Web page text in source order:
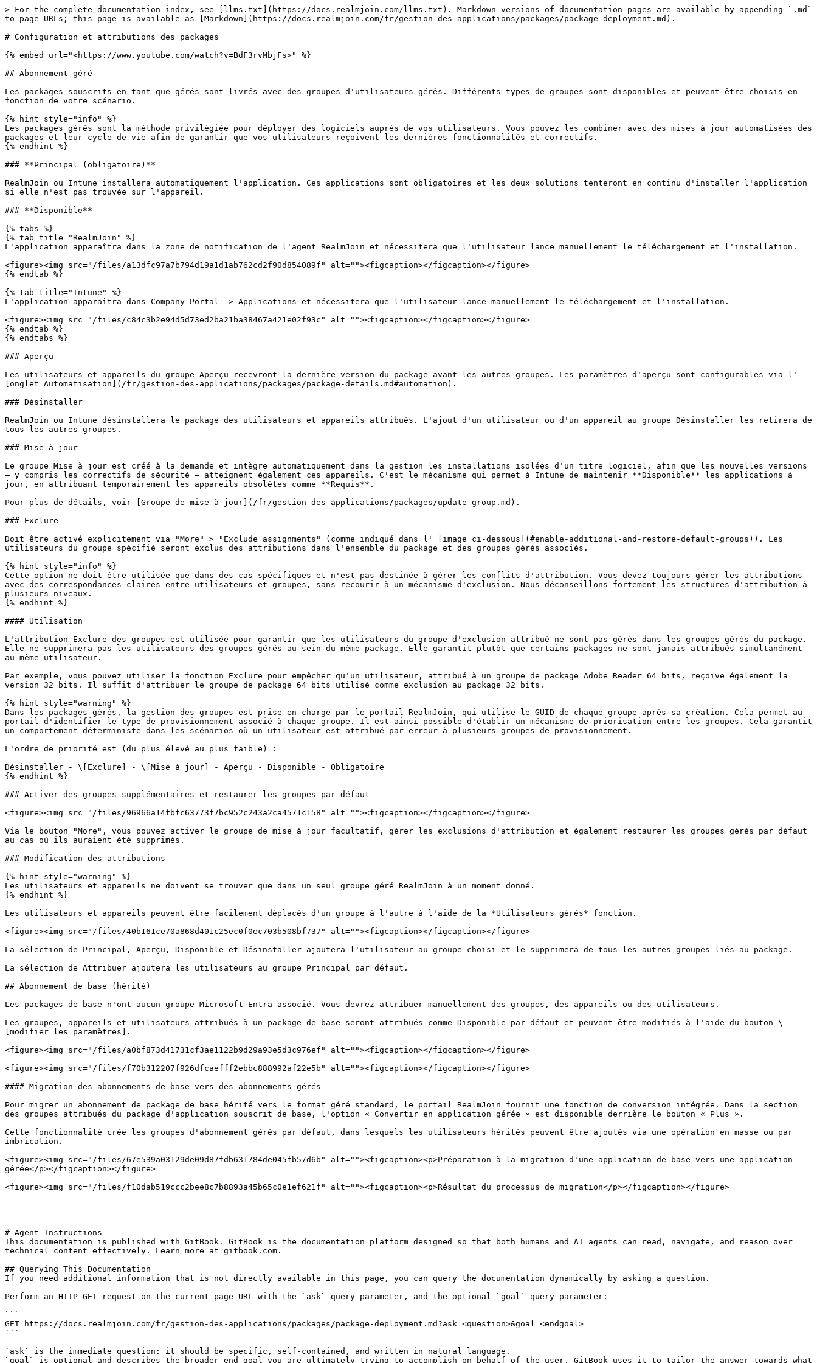
> For the complete documentation index, see [llms.txt](https://docs.realmjoin.com/llms.txt). Markdown versions of documentation pages are available by appending `.md`
to page URLs; this page is available as [Markdown](https://docs.realmjoin.com/fr/gestion-des-applications/packages/package-deployment.md).
# Configuration et attributions des packages
{% embed url="<https://www.youtube.com/watch?v=BdF3rvMbjFs>" %}
## Abonnement géré
Les packages souscrits en tant que gérés sont livrés avec des groupes d'utilisateurs gérés. Différents types de groupes sont disponibles et peuvent être choisis en
fonction de votre scénario.
{% hint style="info" %}
Les packages gérés sont la méthode privilégiée pour déployer des logiciels auprès de vos utilisateurs. Vous pouvez les combiner avec des mises à jour automatisées des
packages et leur cycle de vie afin de garantir que vos utilisateurs reçoivent les dernières fonctionnalités et correctifs.
{% endhint %}
### **Principal (obligatoire)**
RealmJoin ou Intune installera automatiquement l'application. Ces applications sont obligatoires et les deux solutions tenteront en continu d'installer l'application
si elle n'est pas trouvée sur l'appareil.
### **Disponible**
{% tabs %}
{% tab title="RealmJoin" %}
L'application apparaîtra dans la zone de notification de l'agent RealmJoin et nécessitera que l'utilisateur lance manuellement le téléchargement et l'installation.
<figure><img src="/files/a13dfc97a7b794d19a1d1ab762cd2f90d854089f" alt=""><figcaption></figcaption></figure>
{% endtab %}
{% tab title="Intune" %}
L'application apparaîtra dans Company Portal -> Applications et nécessitera que l'utilisateur lance manuellement le téléchargement et l'installation.
<figure><img src="/files/c84c3b2e94d5d73ed2ba21ba38467a421e02f93c" alt=""><figcaption></figcaption></figure>
{% endtab %}
{% endtabs %}
### Aperçu
Les utilisateurs et appareils du groupe Aperçu recevront la dernière version du package avant les autres groupes. Les paramètres d'aperçu sont configurables via l'
[onglet Automatisation](/fr/gestion-des-applications/packages/package-details.md#automation).
### Désinstaller
RealmJoin ou Intune désinstallera le package des utilisateurs et appareils attribués. L'ajout d'un utilisateur ou d'un appareil au groupe Désinstaller les retirera de
tous les autres groupes.
### Mise à jour
Le groupe Mise à jour est créé à la demande et intègre automatiquement dans la gestion les installations isolées d'un titre logiciel, afin que les nouvelles versions
— y compris les correctifs de sécurité — atteignent également ces appareils. C'est le mécanisme qui permet à Intune de maintenir **Disponible** les applications à
jour, en attribuant temporairement les appareils obsolètes comme **Requis**.
Pour plus de détails, voir [Groupe de mise à jour](/fr/gestion-des-applications/packages/update-group.md).
### Exclure
Doit être activé explicitement via "More" > "Exclude assignments" (comme indiqué dans l' [image ci-dessous](#enable-additional-and-restore-default-groups)). Les
utilisateurs du groupe spécifié seront exclus des attributions dans l'ensemble du package et des groupes gérés associés.
{% hint style="info" %}
Cette option ne doit être utilisée que dans des cas spécifiques et n'est pas destinée à gérer les conflits d'attribution. Vous devez toujours gérer les attributions
avec des correspondances claires entre utilisateurs et groupes, sans recourir à un mécanisme d'exclusion. Nous déconseillons fortement les structures d'attribution à
plusieurs niveaux.
{% endhint %}
#### Utilisation
L'attribution Exclure des groupes est utilisée pour garantir que les utilisateurs du groupe d'exclusion attribué ne sont pas gérés dans les groupes gérés du package.
Elle ne supprimera pas les utilisateurs des groupes gérés au sein du même package. Elle garantit plutôt que certains packages ne sont jamais attribués simultanément
au même utilisateur.
Par exemple, vous pouvez utiliser la fonction Exclure pour empêcher qu'un utilisateur, attribué à un groupe de package Adobe Reader 64 bits, reçoive également la
version 32 bits. Il suffit d'attribuer le groupe de package 64 bits utilisé comme exclusion au package 32 bits.
{% hint style="warning" %}
Dans les packages gérés, la gestion des groupes est prise en charge par le portail RealmJoin, qui utilise le GUID de chaque groupe après sa création. Cela permet au
portail d'identifier le type de provisionnement associé à chaque groupe. Il est ainsi possible d'établir un mécanisme de priorisation entre les groupes. Cela garantit
un comportement déterministe dans les scénarios où un utilisateur est attribué par erreur à plusieurs groupes de provisionnement.
L'ordre de priorité est (du plus élevé au plus faible) :
Désinstaller - \[Exclure] - \[Mise à jour] - Aperçu - Disponible - Obligatoire
{% endhint %}
### Activer des groupes supplémentaires et restaurer les groupes par défaut
<figure><img src="/files/96966a14fbfc63773f7bc952c243a2ca4571c158" alt=""><figcaption></figcaption></figure>
Via le bouton "More", vous pouvez activer le groupe de mise à jour facultatif, gérer les exclusions d'attribution et également restaurer les groupes gérés par défaut
au cas où ils auraient été supprimés.
### Modification des attributions
{% hint style="warning" %}
Les utilisateurs et appareils ne doivent se trouver que dans un seul groupe géré RealmJoin à un moment donné.
{% endhint %}
Les utilisateurs et appareils peuvent être facilement déplacés d'un groupe à l'autre à l'aide de la *Utilisateurs gérés* fonction.
<figure><img src="/files/40b161ce70a868d401c25ec0f0ec703b508bf737" alt=""><figcaption></figcaption></figure>
La sélection de Principal, Aperçu, Disponible et Désinstaller ajoutera l'utilisateur au groupe choisi et le supprimera de tous les autres groupes liés au package.
La sélection de Attribuer ajoutera les utilisateurs au groupe Principal par défaut.
## Abonnement de base (hérité)
Les packages de base n'ont aucun groupe Microsoft Entra associé. Vous devrez attribuer manuellement des groupes, des appareils ou des utilisateurs.
Les groupes, appareils et utilisateurs attribués à un package de base seront attribués comme Disponible par défaut et peuvent être modifiés à l'aide du bouton \
[modifier les paramètres].
<figure><img src="/files/a0bf873d41731cf3ae1122b9d29a93e5d3c976ef" alt=""><figcaption></figcaption></figure>
<figure><img src="/files/f70b312207f926dfcaefff2ebbc888992af22e5b" alt=""><figcaption></figcaption></figure>
#### Migration des abonnements de base vers des abonnements gérés
Pour migrer un abonnement de package de base hérité vers le format géré standard, le portail RealmJoin fournit une fonction de conversion intégrée. Dans la section
des groupes attribués du package d'application souscrit de base, l'option « Convertir en application gérée » est disponible derrière le bouton « Plus ».
Cette fonctionnalité crée les groupes d'abonnement gérés par défaut, dans lesquels les utilisateurs hérités peuvent être ajoutés via une opération en masse ou par
imbrication.
<figure><img src="/files/67e539a03129de09d87fdb631784de045fb57d6b" alt=""><figcaption><p>Préparation à la migration d'une application de base vers une application
gérée</p></figcaption></figure>
<figure><img src="/files/f10dab519ccc2bee8c7b8893a45b65c0e1ef621f" alt=""><figcaption><p>Résultat du processus de migration</p></figcaption></figure>
---
# Agent Instructions
This documentation is published with GitBook. GitBook is the documentation platform designed so that both humans and AI agents can read, navigate, and reason over
technical content effectively. Learn more at gitbook.com.
## Querying This Documentation
If you need additional information that is not directly available in this page, you can query the documentation dynamically by asking a question.
Perform an HTTP GET request on the current page URL with the `ask` query parameter, and the optional `goal` query parameter:
```
GET https://docs.realmjoin.com/fr/gestion-des-applications/packages/package-deployment.md?ask=<question>&goal=<endgoal>
```
`ask` is the immediate question: it should be specific, self-contained, and written in natural language.
`goal` is optional and describes the broader end goal you are ultimately trying to accomplish on behalf of the user. GitBook uses it to tailor the answer towards what